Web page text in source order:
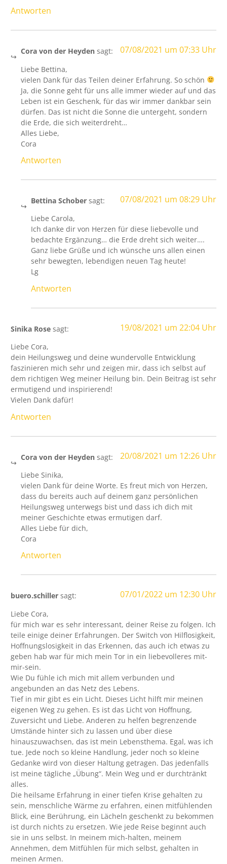
Antworten
Cora von der Heyden sagt: 07/08/2021 um 07:33 Uhr
Liebe Bettina,
vielen Dank für das Teilen deiner Erfahrung. So schön
Ja, die Sonne geht für uns alle immer wieder auf und das
Leben ist ein Geschenk, für das wir immer dankbar sein
dürfen. Das ist nicht die Sonne die untergeht, sondern
die Erde, die sich weiterdreht…
Alles Liebe,
Cora
Antworten
Bettina Schober sagt: 07/08/2021 um 08:29 Uhr
Liebe Carola,
Ich danke dir von Herzen für diese liebevolle und
bedachte Ergänzung… die Erde dreht sich weiter….
Ganz liebe Grüße und ich wünsche uns allen einen
sehr bewegten, lebendigen neuen Tag heute!
Lg
Antworten
Sinika Rose sagt: 19/08/2021 um 22:04 Uhr
Liebe Cora,
dein Heilungsweg und deine wundervolle Entwicklung
faszinieren mich sehr und zeigen mir, dass ich selbst auf
dem richtigen Weg meiner Heilung bin. Dein Beitrag ist sehr
ermutigend und inspirierend!
Vielen Dank dafür!
Antworten
Cora von der Heyden sagt: 20/08/2021 um 12:26 Uhr
Liebe Sinika,
vielen Dank für deine Worte. Es freut mich von Herzen,
dass du bereits auch auf deinem ganz persönlichen
Heilungsweg unterwegs bist und dass ich dich mit
meiner Geschichte etwas ermutigen darf.
Alles Liebe für dich,
Cora
Antworten
buero.schiller sagt: 07/01/2022 um 12:30 Uhr
Liebe Cora,
für mich war es sehr interessant, deiner Reise zu folgen. Ich
teile einige deiner Erfahrungen. Der Switch von Hilflosigkeit,
Hoffnungslosigkeit in das Erkennen, das auch ich etwas zu
geben hab war für mich mein Tor in ein liebevolleres mit-
mir-sein.
Wie Du fühle ich mich mit allem verbunden und
angebunden an das Netz des Lebens.
Tief in mir gibt es ein Licht. Dieses Licht hilft mir meinen
eigenen Weg zu gehen. Es ist das Licht von Hoffnung,
Zuversicht und Liebe. Anderen zu helfen begrenzende
Umstände hinter sich zu lassen und über diese
hinauszuwachsen, das ist mein Lebensthema. Egal, was ich
tue. Jede noch so kleine Handlung, jeder noch so kleine
Gedanke wird von dieser Haltung getragen. Das jedenfalls
ist meine tägliche „Übung“. Mein Weg und er durchtränkt
alles.
Die heilsame Erfahrung in einer tiefen Krise gehalten zu
sein, menschliche Wärme zu erfahren, einen mitfühlenden
Blick, eine Berührung, ein Lächeln geschenkt zu bekommen
ist durch nichts zu ersetzen. Wie jede Reise beginnt auch
sie in uns selbst. In meinem mich-halten, meinem
Annehmen, dem Mitfühlen für mich selbst, gehalten in
meinen Armen.